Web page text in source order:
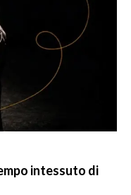
intessuto di